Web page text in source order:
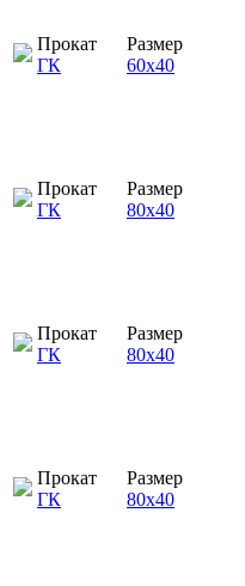
Прокат
ГК
Размер
60х40
Прокат
ГК
Размер
80х40
Прокат
ГК
Размер
80х40
Прокат
ГК
Размер
80х40